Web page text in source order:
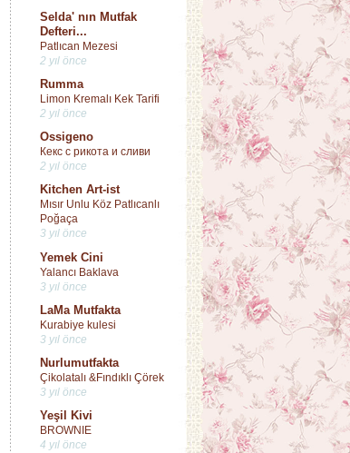
Selda' nın Mutfak
Defteri...
Patlıcan Mezesi
2 yıl önce
Rumma
Limon Kremalı Kek Tarifi
2 yıl önce
Ossigeno
Кекс с рикота и сливи
2 yıl önce
Kitchen Art-ist
Mısır Unlu Köz Patlıcanlı
Poğaça
3 yıl önce
Yemek Cini
Yalancı Baklava
3 yıl önce
LaMa Mutfakta
Kurabiye kulesi
3 yıl önce
Nurlumutfakta
Çikolatalı &Fındıklı Çörek
3 yıl önce
Yeşil Kivi
BROWNIE
4 yıl önce